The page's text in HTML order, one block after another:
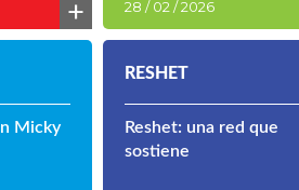
+
Publicado el:
28 / 02 / 2026
Micky
Reshet: una red que